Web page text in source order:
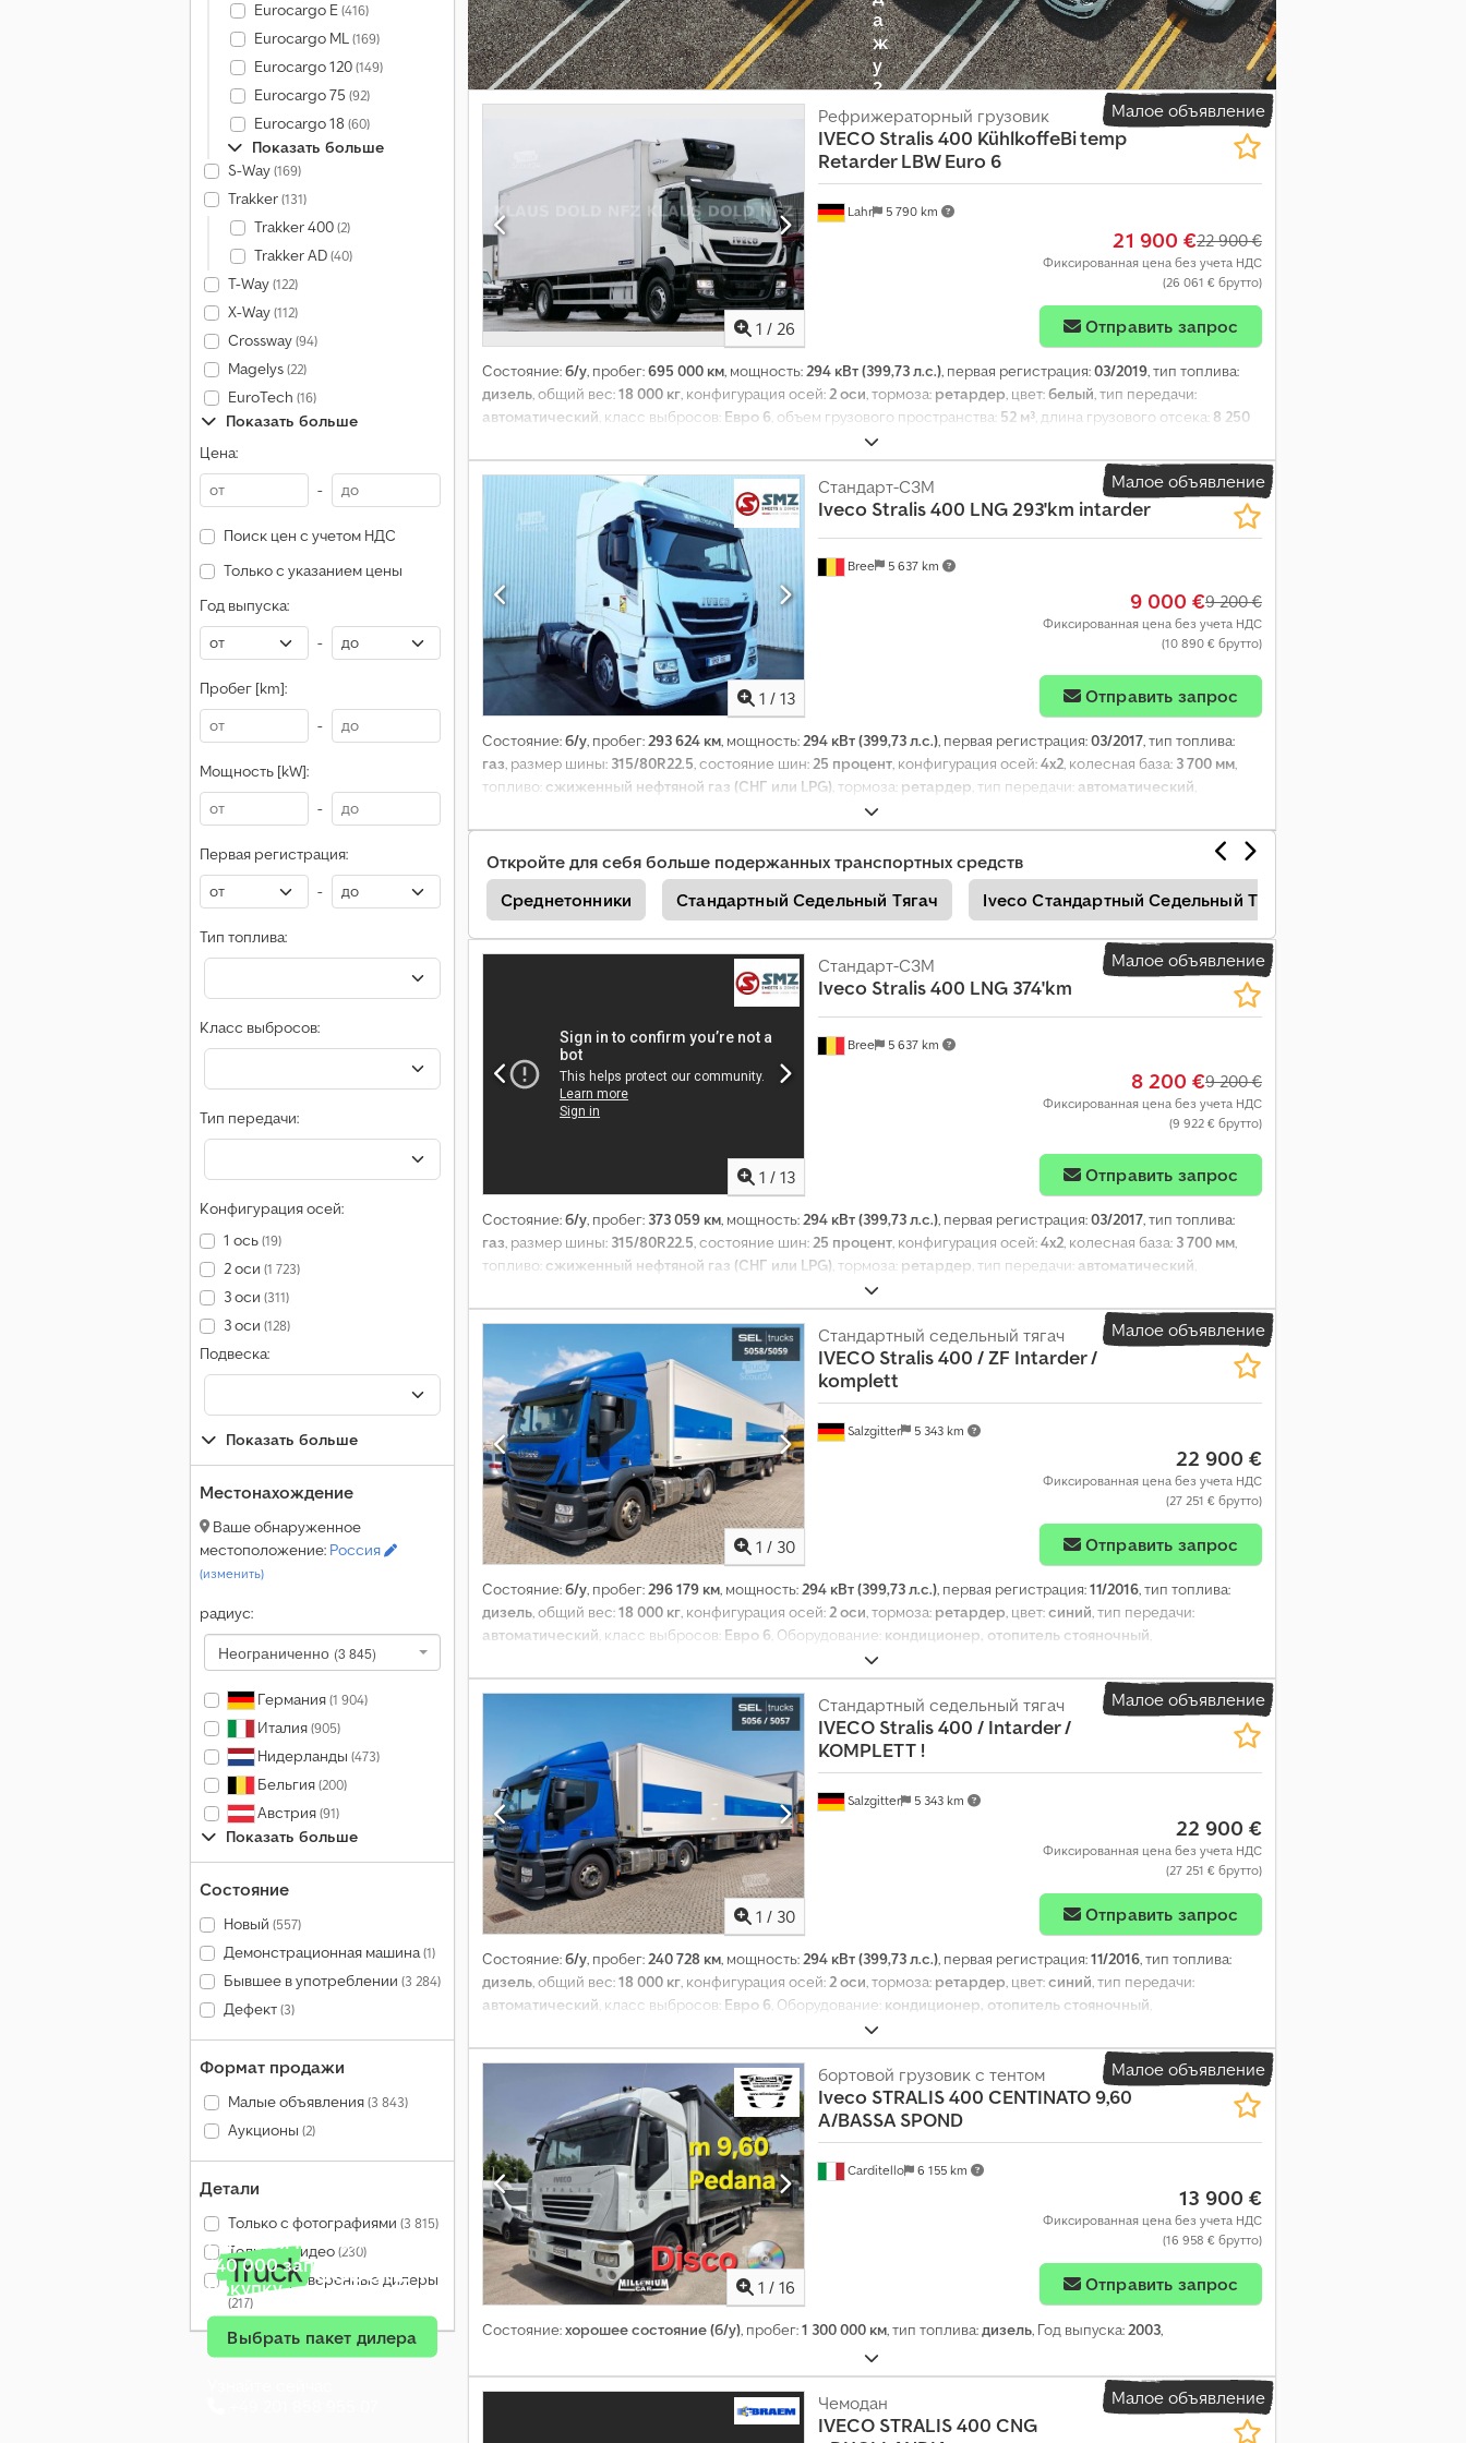
Eurocargo E(416)
Eurocargo ML(169)
Eurocargo 120(149)
Eurocargo 75 (92)
Eurocargo 18 (60)
Показать больше
S-Way(169)
Trakker(131)
Trakker 400(2)
Trakker AD(40)
T-Way(122)
X-Way(112)
Crossway(94)
Magelys(22)
EuroTech (16)
Показать больше
Цена:
-
Поиск цен с учетом НДС
Только с указанием цены
Год выпуска:
-
Пробег [km]:
-
Мощность [kW]:
-
Первая регистрация:
-
Тип топлива:
Класс выбросов:
Тип передачи:
Конфигурация осей:
1 ось(19)
2 оси (1 723)
3 оси (311)
3 оси (128)
Подвеска:
Показать больше
Местонахождение
Ваше обнаруженное
местоположение: Россия
(изменить)
радиус:
Неограниченно (3 845)
Германия(1 904)
Италия(905)
Нидерланды (473)
Бельгия(200)
Австрия(91)
Показать больше
Состояние
Новый (557)
Демонстрационная машина(1)
Бывшее в употреблении (3 284)
Дефект(3)
Формат продажи
Малые объявления(3 843)
Аукционы (2)
Детали
Только с фотографиями (3 815)
Только с видео(230)
Только проверенные дилеры
(217)
Ежемесячно более
140 000 запросов на
покупку
Выбрать пакет дилера
а
ж
у
?
С
о
з
д
ъ
я
в
н
Малое объявление
1 / 26
Lahr 5 790 km
Рефрижераторный грузовик
IVECO Stralis 400 KühlkoffeBi temp
Retarder LBW Euro 6
21 900 €22 900 €
Фиксированная цена без учета НДС
(26 061 € брутто)
Отправить запрос
Состояние:б/у, пробег:695 000 км, мощность: 294 кВт (399,73 л.с.), первая регистрация:03/2019, тип топлива:
дизель , общий вес:18 000 кг , конфигурация осей: 2 оси , тормоза: ретардер , цвет:белый , тип передачи:
автоматический , класс выбросов: Евро 6 , объем грузового пространства: 52 м³ , длина грузового отсека: 8 250
, высота грузового отсека:
гидроборт, кондиционер,
Малое объявление
1 / 13
Bree 5 637 km
Стандарт-СЗМ
Iveco Stralis 400 LNG 293'km intarder
9 000 €9 200 €
Фиксированная цена без учета НДС
(10 890 € брутто)
Отправить запрос
Состояние:б/у, пробег:293 624 км, мощность:294 кВт (399,73 л.с.), первая регистрация:03/2017, тип топлива:
газ, размер шины: 315/80R22.5, состояние шин:25 процент, конфигурация осей:4x2, колесная база: 3 700 мм,
топливо: сжиженный нефтяной газ (СНГ или LPG), тормоза: ретардер, тип передачи: автоматический,
, подвеска:
3 800 мм, Год выпуска:2017, Оборудование:кондиционер, навигационная система, ретардер, спойлер,
Откройте для себя больше подержанных транспортных средств
Среднетонники
Стандартный Седельный Тягач Iveco Стандартный Седельный Тягач
Liaz Грузовики Pegaso Грузовики
Малое объявление
1 / 13
Bree 5 637 km
Стандарт-СЗМ
Iveco Stralis 400 LNG 374'km
8 200 €9 200 €
Фиксированная цена без учета НДС
(9 922 € брутто)
Отправить запрос
Состояние:б/у, пробег: 373 059 км, мощность:294 кВт (399,73 л.с.), первая регистрация:03/2017, тип топлива:
газ, размер шины: 315/80R22.5, состояние шин:25 процент, конфигурация осей:4x2, колесная база: 3 700 мм,
топливо: сжиженный нефтяной газ (СНГ или LPG), тормоза: ретардер, тип передачи: автоматический,
, подвеска:
3 800 мм, Год выпуска:2017, Оборудование:кондиционер, навигационная система, ретардер, спойлер,
Малое объявление
1 / 30
Salzgitter 5 343 km
Стандартный седельный тягач
IVECO Stralis 400 / ZF Intarder /
komplett
22 900 €
Фиксированная цена без учета НДС
(27 251 € брутто)
Отправить запрос
Состояние:б/у, пробег:296 179 км, мощность:294 кВт (399,73 л.с.), первая регистрация:11/2016, тип топлива:
дизель, общий вес:18 000 кг, конфигурация осей:2 оси, тормоза: ретардер, цвет:синий, тип передачи:
автоматический, класс выбросов: Евро 6, Оборудование: кондиционер, отопитель стояночный,
Малое объявление
1 / 30
Salzgitter 5 343 km
Стандартный седельный тягач
IVECO Stralis 400 / Intarder /
KOMPLETT !
22 900 €
Фиксированная цена без учета НДС
(27 251 € брутто)
Отправить запрос
Состояние:б/у, пробег:240 728 км, мощность:294 кВт (399,73 л.с.), первая регистрация:11/2016, тип топлива:
дизель, общий вес:18 000 кг, конфигурация осей:2 оси, тормоза: ретардер, цвет:синий, тип передачи:
автоматический, класс выбросов: Евро 6, Оборудование: кондиционер, отопитель стояночный,
Малое объявление
1 / 16
Carditello 6 155 km
бортовой грузовик с тентом
Iveco STRALIS 400 CENTINATO 9,60
A/BASSA SPOND
13 900 €
Фиксированная цена без учета НДС
(16 958 € брутто)
Отправить запрос
Состояние:хорошее состояние (б/у), пробег:1 300 000 км, тип топлива:дизель, Год выпуска: 2003,
Малое объявление
Чемодан
IVECO STRALIS 400 CNG